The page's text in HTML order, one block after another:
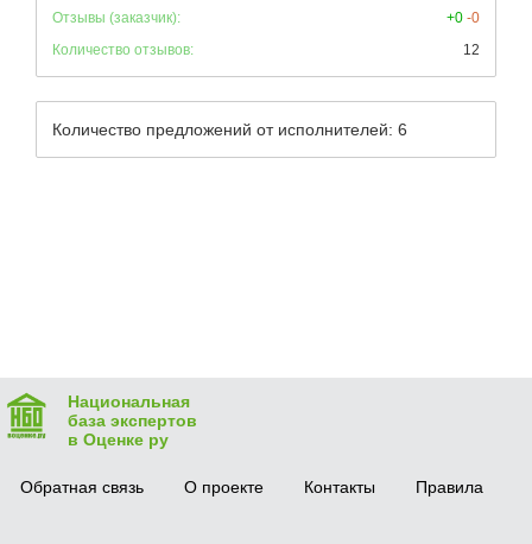
Отзывы (заказчик):
+0 -0
Количество отзывов:
12
Количество предложений от исполнителей: 6
Национальная
база экспертов
в Оценке ру
Обратная связь О проекте Контакты Правила